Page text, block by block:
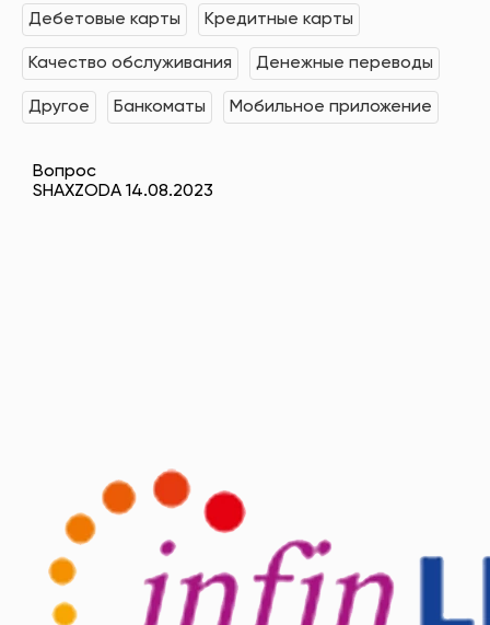
Дебетовые карты Кредитные карты
Качество обслуживания Денежные переводы
Другое Банкоматы Мобильное приложение
Вопрос
SHAXZODA 14.08.2023